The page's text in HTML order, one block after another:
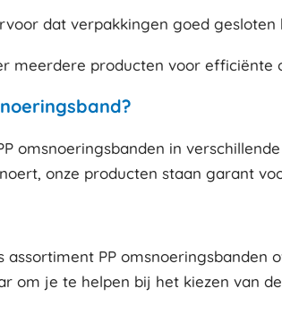
dat verpakkingen goed
meerdere producten voor efficiënte
omsnoeringsbanden in
onze producten staan garant
assortiment PP
om je te helpen bij het kiezen van